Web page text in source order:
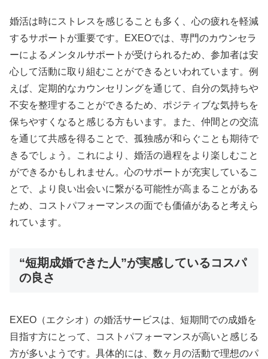
婚活は時にストレスを感じることも多く、心の疲れを軽減
するサポートが重要です。EXEOでは、専門のカウンセラ
ーによるメンタルサポートが受けられるため、参加者は安
心して活動に取り組むことができるといわれています。例
えば、定期的なカウンセリングを通じて、自分の気持ちや
不安を整理することができるため、ポジティブな気持ちを
保ちやすくなると感じる方もいます。また、仲間との交流
を通じて共感を得ることで、孤独感が和らぐことも期待で
きるでしょう。これにより、婚活の過程をより楽しむこと
ができるかもしれません。心のサポートが充実しているこ
とで、より良い出会いに繋がる可能性が高まることがある
ため、コストパフォーマンスの面でも価値があると考えら
れています。
“短期成婚できた人”が実感しているコスパ
の良さ
EXEO（エクシオ）の婚活サービスは、短期間での成婚を
目指す方にとって、コストパフォーマンスが高いと感じる
方が多いようです。具体的には、数ヶ月の活動で理想のパ